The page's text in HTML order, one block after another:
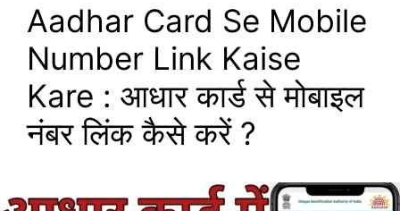
Aadhar Card Se Mobile
Number Link Kaise
Kare : आधार कार्ड से मोबाइल
नंबर लिंक कैसे करें ?